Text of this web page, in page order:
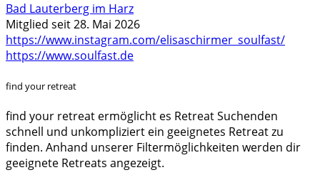
Bad Lauterberg im Harz
Mitglied seit 28. Mai 2026
https://www.instagram.com/elisaschirmer_soulfast/
https://www.soulfast.de
find your retreat
find your retreat ermöglicht es Retreat Suchenden
schnell und unkompliziert ein geeignetes Retreat zu
finden. Anhand unserer Filtermöglichkeiten werden dir
geeignete Retreats angezeigt.